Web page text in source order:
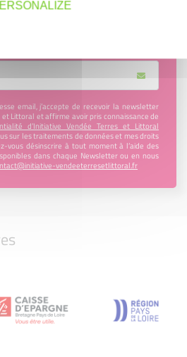
email, j’accepte de recevoir la newsletter
Littoral et affirme avoir pris connaissance de
d’Initiative Vendée Terres et Littoral
sur les traitements de données et mes droits
vous désinscrire à tout moment à l’aide des
dans chaque Newsletter ou en nous
vendeeterresetlittoral.fr